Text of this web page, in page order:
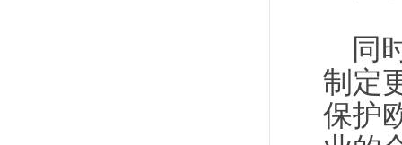
同
制定
保护